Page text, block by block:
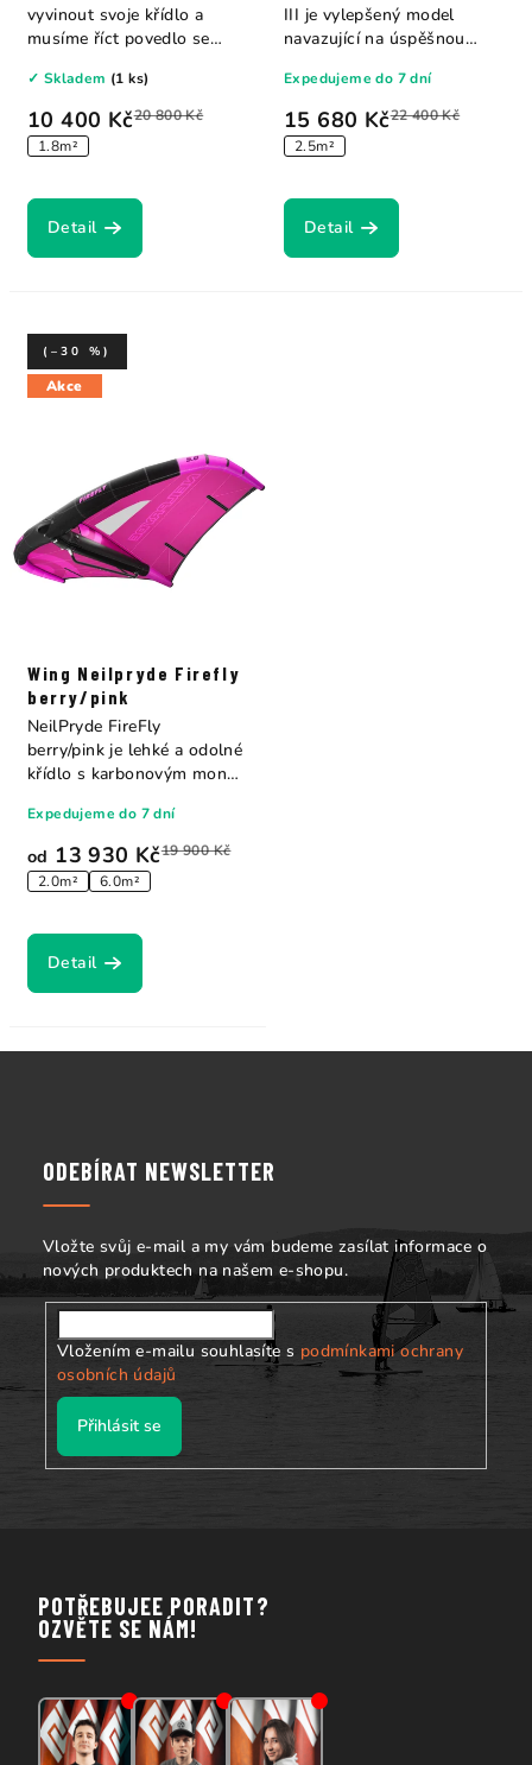
10 400 Kč20 800 Kč
1.8m²
✓ Skladem (1 ks)
Detail
vyvinout svoje křídlo a
musíme říct povedlo se
15 680 Kč22 400 Kč
2.5m²
Expedujeme do 7 dní
Detail
III je vylepšený model
navazující na úspěšnou
Akce
Wing Neilpryde Firefly
berry/pink
od 13 930 Kč19 900 Kč
(–30 %)
2.0m² 6.0m²
Expedujeme do 7 dní
Detail
NeilPryde FireFly
berry/pink je lehké a odolné
křídlo s karbonovým mono
ODEBÍRAT NEWSLETTER
Vložte svůj e-mail a my vám budeme zasílat informace o
nových produktech na našem e-shopu.
Vložením e-mailu souhlasíte s podmínkami ochrany
osobních údajů
Přihlásit se
POTŘEBUJEE PORADIT?
OZVĚTE SE NÁM!